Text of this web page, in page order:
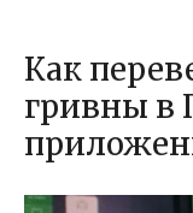
Как
гривны в